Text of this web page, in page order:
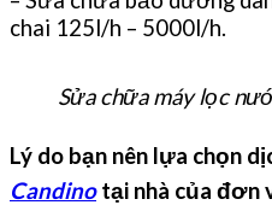
chai 125l/h – 5000l/h.
Sửa chữa máy lọc
Lý do bạn nên lựa chọn
Candinotại nhà của đơn